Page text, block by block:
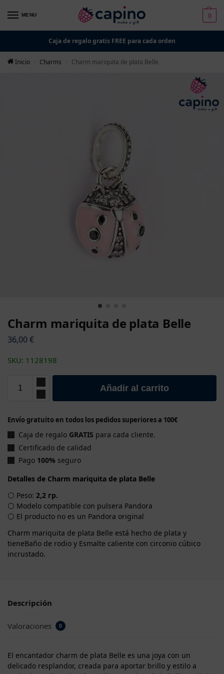
MENU 0
Caja de regalo gratis FREE para cada orden
Inicio Charms Charm mariquita de plata Belle
Charm mariquita de plata Belle
36,00€
SKU: 1128198
Añadir al carrito
Envío gratuito en todos los pedidos superiores a 100€
Caja de regalo GRATIS para cada cliente.
Certificado de calidad
Pago 100% seguro
Detalles de Charm mariquita de plata Belle
⚪ Peso: 2,2 гр.
⚪ Modelo compatible con pulsera Pandora
⚪ El producto no es un Pandora original
Charm mariquita de plata Belle está hecho de plata y
tieneBaño de rodio y Esmalte caliente con circonio cúbico
incrustado.
Descripción
Valoraciones 0
El encantador charm de plata Belle es una joya con un
delicado resplandor, creada para aportar brillo y estilo a